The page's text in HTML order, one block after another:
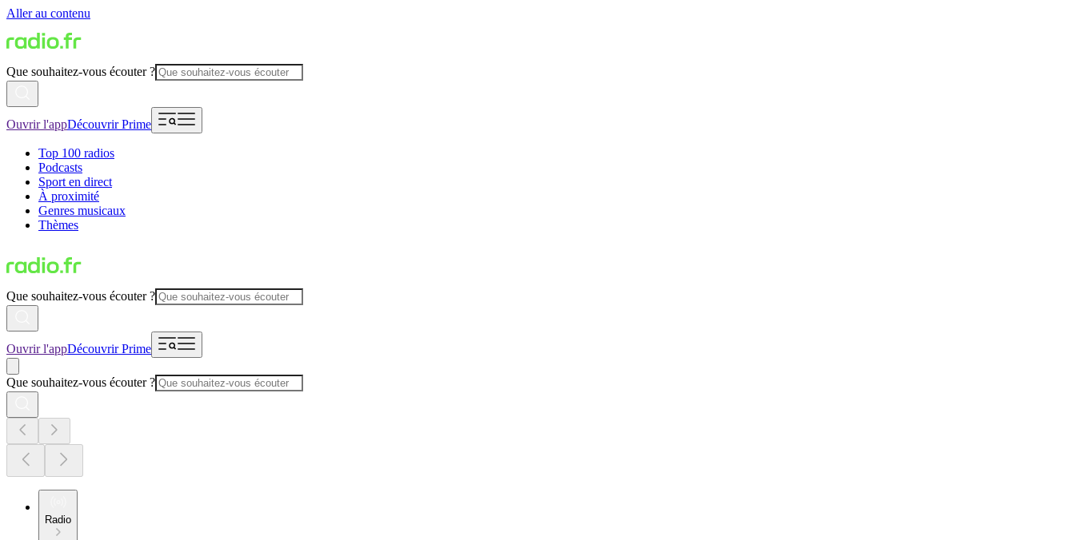
Aller au contenu
Que souhaitez-vous écouter ?
Ouvrir l'appDécouvrir Prime
Top 100 radios
Podcasts
Sport en direct
À proximité
Genres musicaux
Thèmes
Que souhaitez-vous écouter ?
Ouvrir l'appDécouvrir Prime
Que souhaitez-vous écouter ?
Radio